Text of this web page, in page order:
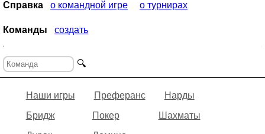
Справка о командной игре о турнирах
Команды создать
🔍
Наши игры Преферанс
Нарды
Бридж
Покер
Шахматы